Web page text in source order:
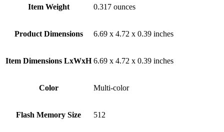
Item Weight ‎0.317 ounces
Product Dimensions ‎6.69 x 4.72 x 0.39 inches
Item Dimensions LxWxH ‎6.69 x 4.72 x 0.39 inches
Color ‎Multi-color
Flash Memory Size ‎512